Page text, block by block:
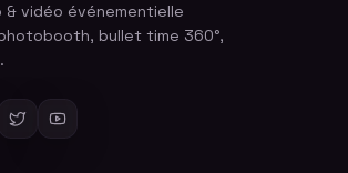
& vidéo événementielle
bullet time 360°,